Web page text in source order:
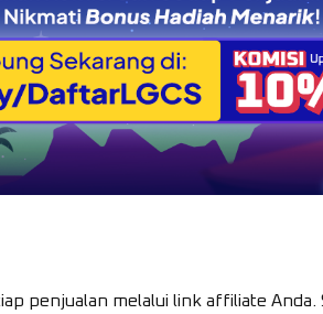
penjualan melalui link affiliate